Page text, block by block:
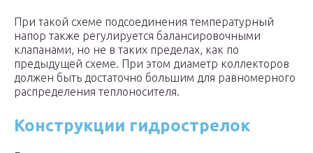
При такой схеме подсоединения температурный
напор также регулируется балансировочными
клапанами, но не в таких пределах, как по
предыдущей схеме. При этом диаметр коллекторов
должен быть достаточно большим для равномерного
распределения теплоносителя.
Конструкции гидрострелок